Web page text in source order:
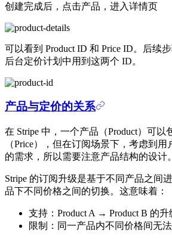
创建完成后，点击产品，进入详情页
可以看到 Product ID 和 Price ID。后续
后台定价计划中用到这两个 ID。
产品与定价的关系
在 Stripe 中，一个产品（Product）可以
（Price），但在订阅场景下，考虑到
的需求，所以需要注意产品结构的设计。
Stripe 的订阅升级是基于不同产品之间
品下不同价格之间的切换。这意味着：
支持：Product A → Product B 的升
限制：同一产品内不同价格间无